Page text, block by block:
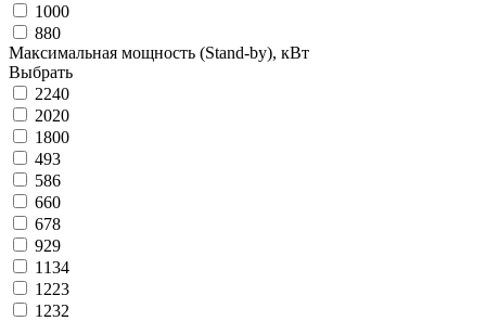
1000
880
Максимальная мощность (Stand-by), кВт
Выбрать
2240
2020
1800
493
586
660
678
929
1134
1223
1232